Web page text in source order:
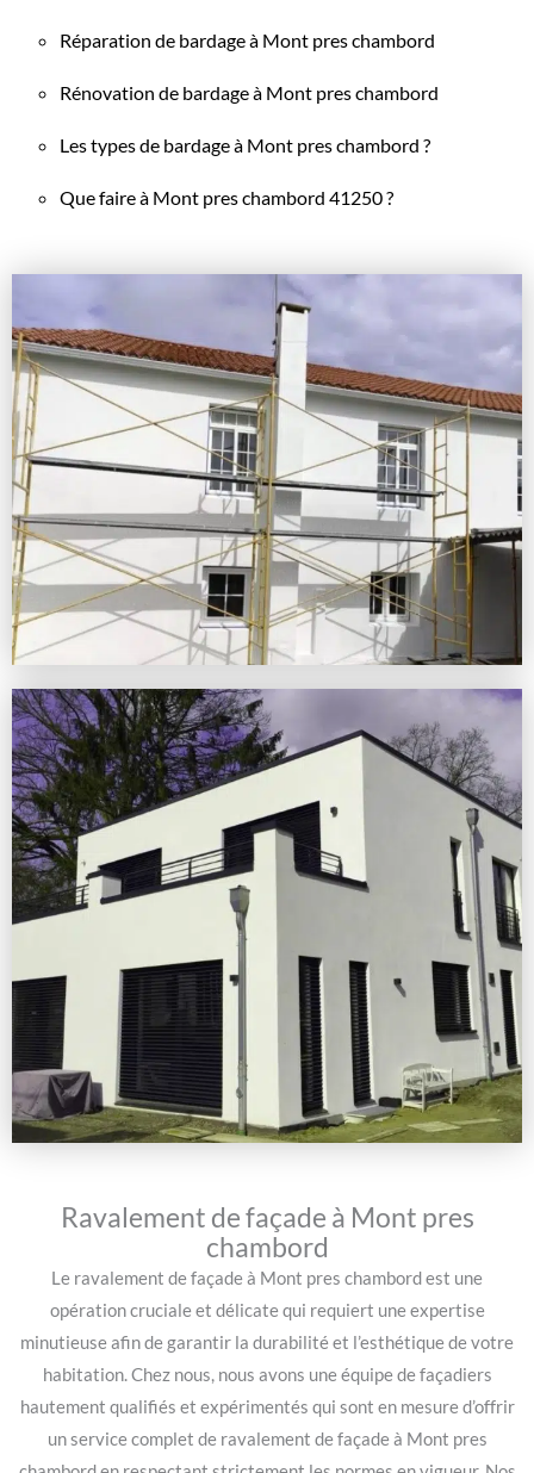
Réparation de bardage à Mont pres chambord
Rénovation de bardage à Mont pres chambord
Les types de bardage à Mont pres chambord ?
Que faire à Mont pres chambord 41250 ?
Ravalement de façade à Mont pres
chambord
Le ravalement de façade à Mont pres chambord est une
opération cruciale et délicate qui requiert une expertise
minutieuse afin de garantir la durabilité et l’esthétique de votre
habitation. Chez nous, nous avons une équipe de façadiers
hautement qualifiés et expérimentés qui sont en mesure d’offrir
un service complet de ravalement de façade à Mont pres